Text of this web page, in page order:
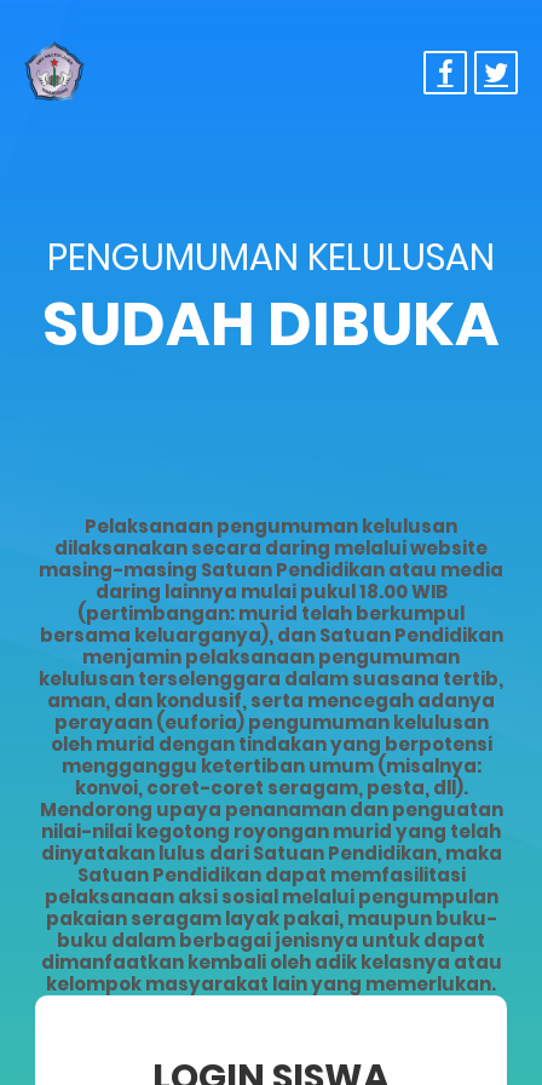
PENGUMUMAN KELULUSAN
SUDAH DIBUKA
Pelaksanaan pengumuman kelulusan
dilaksanakan secara daring melalui website
masing-masing Satuan Pendidikan atau media
daring lainnya mulai pukul 18.00 WIB
(pertimbangan: murid telah berkumpul
bersama keluarganya), dan Satuan Pendidikan
menjamin pelaksanaan pengumuman
kelulusan terselenggara dalam suasana tertib,
aman, dan kondusif, serta mencegah adanya
perayaan (euforia) pengumuman kelulusan
oleh murid dengan tindakan yang berpotensi
mengganggu ketertiban umum (misalnya:
konvoi, coret-coret seragam, pesta, dll).
Mendorong upaya penanaman dan penguatan
nilai-nilai kegotong royongan murid yang telah
dinyatakan lulus dari Satuan Pendidikan, maka
Satuan Pendidikan dapat memfasilitasi
pelaksanaan aksi sosial melalui pengumpulan
pakaian seragam layak pakai, maupun buku-
buku dalam berbagai jenisnya untuk dapat
dimanfaatkan kembali oleh adik kelasnya atau
kelompok masyarakat lain yang memerlukan.